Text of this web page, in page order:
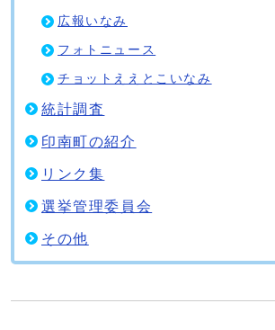
広報いなみ
フォトニュース
チョットええとこいなみ
統計調査
印南町の紹介
リンク集
選挙管理委員会
その他